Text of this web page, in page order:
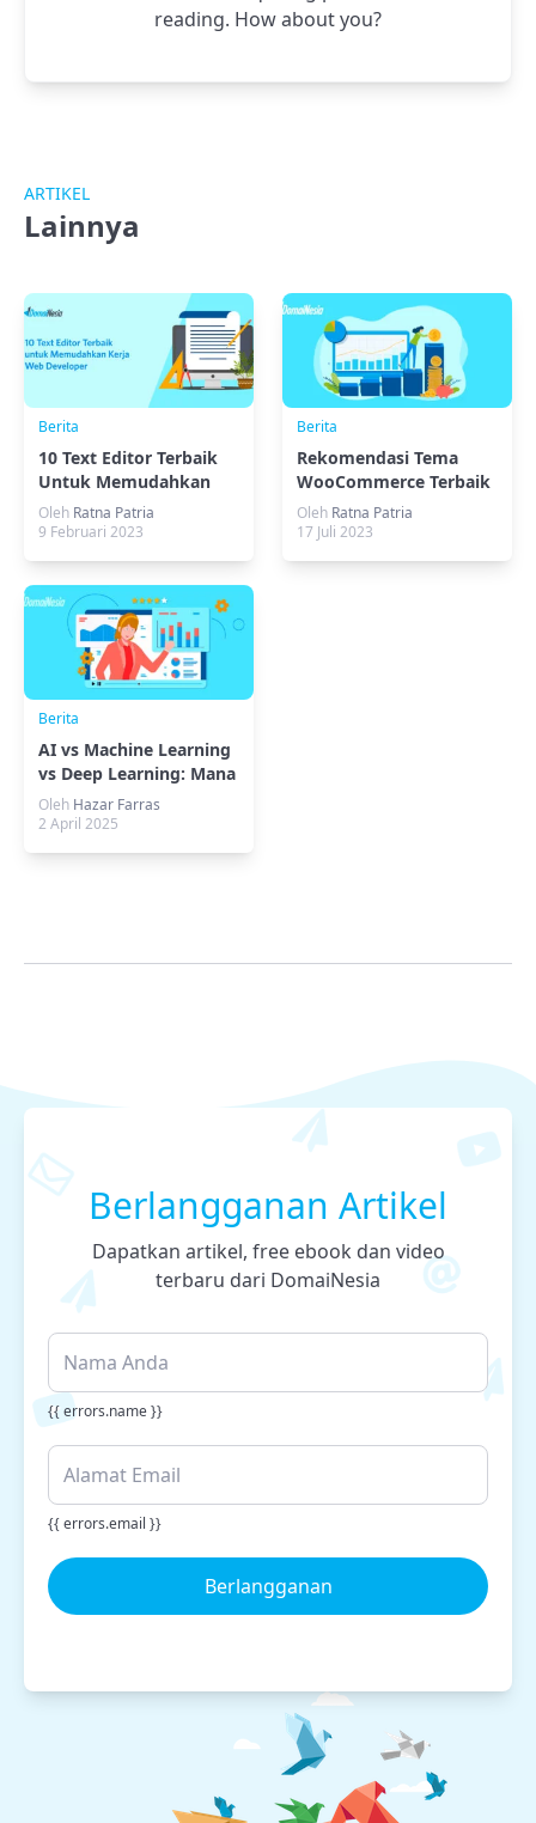
reading. How about you?
ARTIKEL
Lainnya
Berita
10 Text Editor Terbaik
Untuk Memudahkan
Kerja Web Developer
Oleh Ratna Patria
9 Februari 2023
Berita
Rekomendasi Tema
WooCommerce Terbaik
yang Perlu Kamu Coba
Oleh Ratna Patria
17 Juli 2023
Berita
AI vs Machine Learning
vs Deep Learning: Mana
Paling Canggih?
Oleh Hazar Farras
2 April 2025
Berlangganan Artikel
Dapatkan artikel, free ebook dan video
terbaru dari DomaiNesia
{{ errors.name }}
{{ errors.email }}
Berlangganan